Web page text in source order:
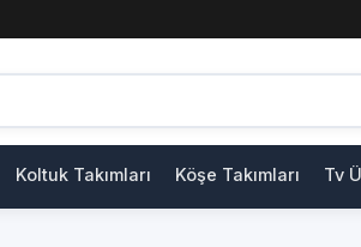
Koltuk Takımları Köşe Takımları Tv